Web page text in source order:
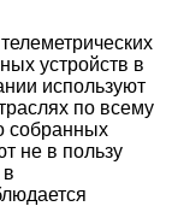
устройств в
используют
по всему
собранных
не в пользу